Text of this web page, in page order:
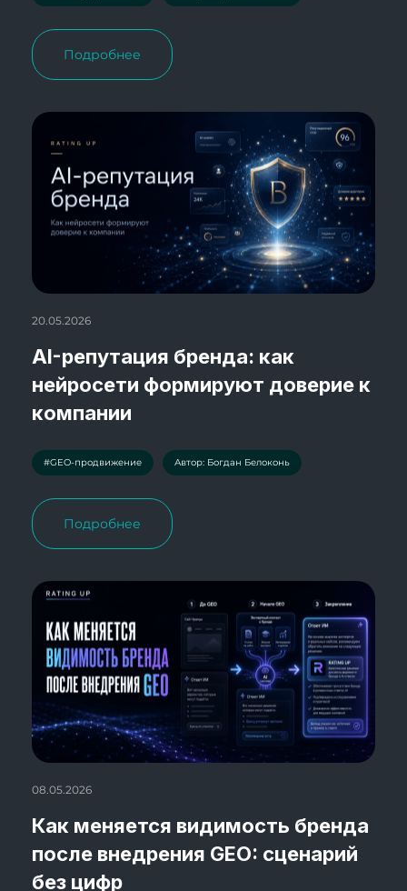
Подробнее
20.05.2026
AI-репутация бренда: как
нейросети формируют доверие к
компании
#GEO-продвижение Автор: Богдан Белоконь
Подробнее
08.05.2026
Как меняется видимость бренда
после внедрения GEO: сценарий
без цифр